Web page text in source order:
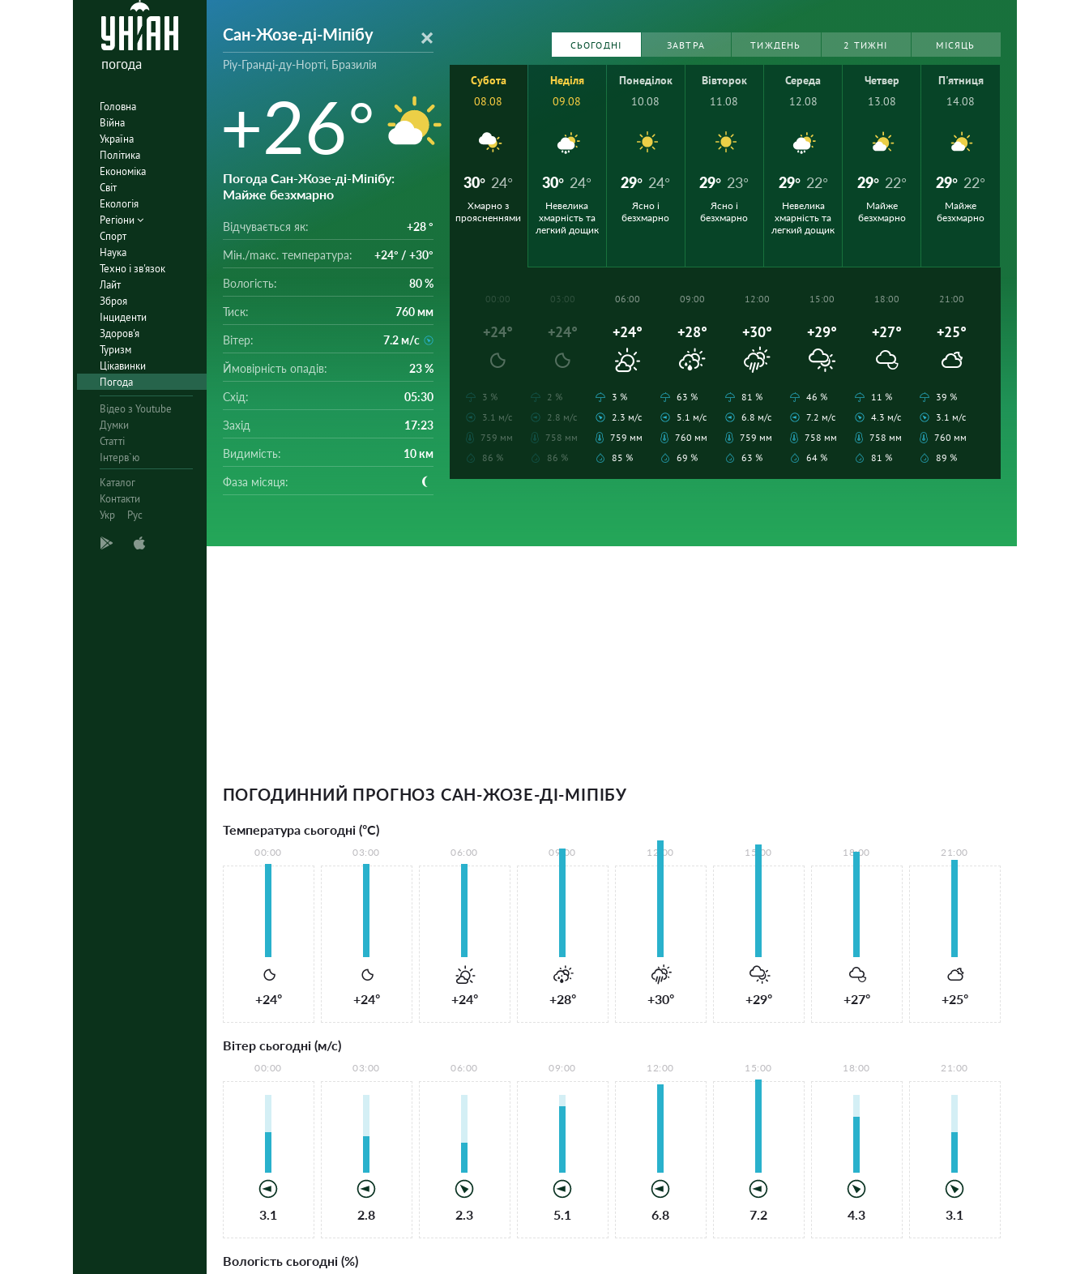
погода
Головна
Війна
Україна
Політика
Економіка
Світ
Екологія
Регіони
Спорт
Наука
Техно і зв'язок
Лайт
Зброя
Інциденти
Здоров'я
Туризм
Цікавинки
Погода
Відео з Youtube
Думки
Статті
Інтерв`ю
Каталог
Контакти
Укр
Рус
Сан-Жозе-ді-Міпібу
Ріу-Гранді-ду-Норті, Бразилія
+26°
Погода Сан-Жозе-ді-Міпібу:
Майже безхмарно
Відчувається як: +28 °
Мін./mакс. температура: +24° / +30°
Вологість: 80 %
Тиск: 760 мм
Вітер: 7.2 м/с
Ймовірність опадів: 23 %
Схід: 05:30
Захід 17:23
Видимість: 10 км
Фаза місяця:
СЬОГОДНІ ЗАВТРА ТИЖДЕНЬ 2 ТИЖНІ МІСЯЦЬ
Субота
08.08
30° 24°
Хмарно з
проясненнями
Неділя
09.08
30° 24°
Невелика
хмарність та
легкий дощик
Понеділок
10.08
29° 24°
Ясно і
безхмарно
Вівторок
11.08
29° 23°
Ясно і
безхмарно
Середа
12.08
29° 22°
Невелика
хмарність та
легкий дощик
Четвер
13.08
29° 22°
Майже
безхмарно
П'ятниця
14.08
29° 22°
Майже
безхмарно
00:00
+24°
3 %
3.1 м/с
759 мм
86 %
03:00
+24°
2 %
2.8 м/с
758 мм
86 %
06:00
+24°
3 %
2.3 м/с
759 мм
85 %
09:00
+28°
63 %
5.1 м/с
760 мм
69 %
12:00
+30°
81 %
6.8 м/с
759 мм
63 %
15:00
+29°
46 %
7.2 м/с
758 мм
64 %
18:00
+27°
11 %
4.3 м/с
758 мм
81 %
21:00
+25°
39 %
3.1 м/с
760 мм
89 %
ПОГОДИННИЙ ПРОГНОЗ САН-ЖОЗЕ-ДІ-МІПІБУ
Температура сьогодні (°С)
00:00
+24°
03:00
+24°
06:00
+24°
09:00
+28°
12:00
+30°
15:00
+29°
18:00
+27°
21:00
+25°
Вітер сьогодні (м/с)
00:00
3.1
03:00
2.8
06:00
2.3
09:00
5.1
12:00
6.8
15:00
7.2
18:00
4.3
21:00
3.1
Вологість сьогодні (%)